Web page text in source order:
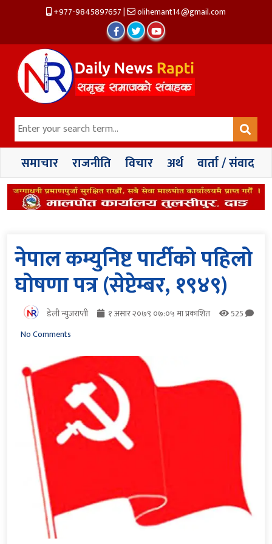
+977-9845897657| olihemant14@gmail.com
समाचार राजनीति विचार अर्थ वार्ता / संवाद
नेपाल कम्युनिष्ट पार्टीको पहिलो
घोषणा पत्र (सेप्टेम्बर, १९४९)
डेली न्युजराप्ती १ असार २०७९ ०७:०५ मा प्रकाशित
525
No Comments